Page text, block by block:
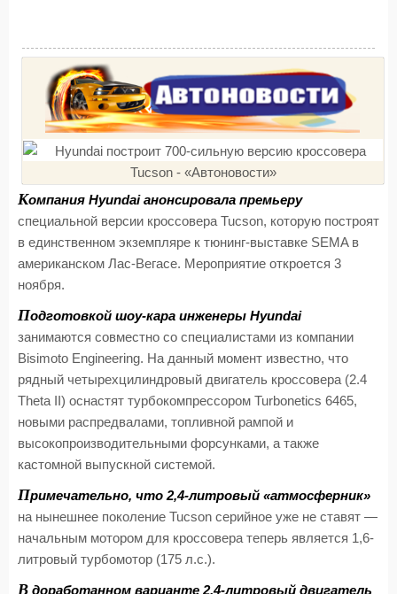
Компания Hyundai анонсировала премьеру
специальной версии кроссовера Tucson, которую построят
в единственном экземпляре к тюнинг-выставке SEMA в
американском Лас-Вегасе. Мероприятие откроется 3
ноября.
Подготовкой шоу-кара инженеры Hyundai
занимаются совместно со специалистами из компании
Bisimoto Engineering. На данный момент известно, что
рядный четырехцилиндровый двигатель кроссовера (2.4
Theta II) оснастят турбокомпрессором Turbonetics 6465,
новыми распредвалами, топливной рампой и
высокопроизводительными форсунками, а также
кастомной выпускной системой.
Примечательно, что 2,4-литровый «атмосферник»
на нынешнее поколение Tucson серийное уже не ставят —
начальным мотором для кроссовера теперь является 1,6-
литровый турбомотор (175 л.с.).
В доработанном варианте 2,4-литровый двигатель